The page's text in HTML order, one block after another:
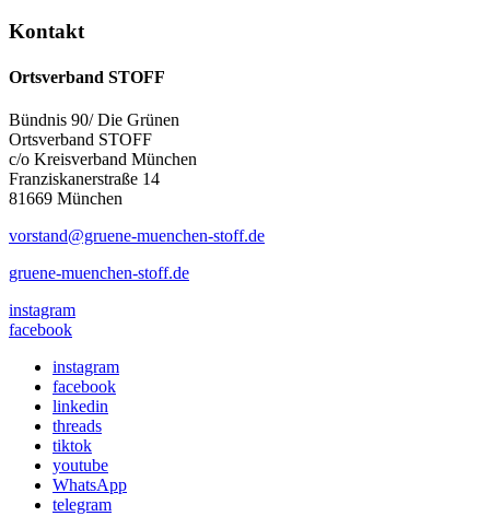
Kontakt
Ortsverband STOFF
Bündnis 90/ Die Grünen
Ortsverband STOFF
c/o Kreisverband München
Franziskanerstraße 14
81669 München
vorstand@gruene-muenchen-stoff.de
gruene-muenchen-stoff.de
instagram
facebook
instagram
facebook
linkedin
threads
tiktok
youtube
WhatsApp
telegram